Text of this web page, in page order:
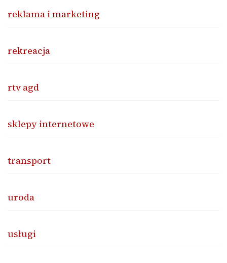
reklama i marketing
rekreacja
rtv agd
sklepy internetowe
transport
uroda
usługi